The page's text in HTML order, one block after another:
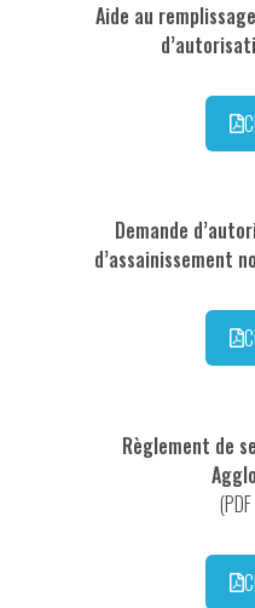
Aide au
Demande
d’assainissement
Règlement de